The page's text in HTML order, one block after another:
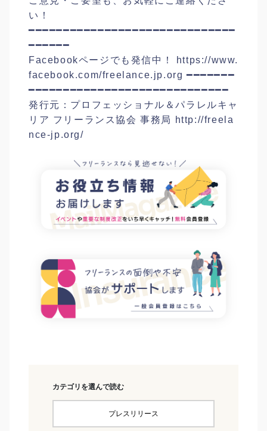
い！
━━━━━━━━━━━━━━━━━━━━━━━━━━━━━━
━━━━━━
Facebookページでも発信中！ https://www.
facebook.com/freelance.jp.org ━━━━━━━
━━━━━━━━━━━━━━━━━━━━━━━━━━━━━
発行元：プロフェッショナル＆パラレルキャ
リア フリーランス協会 事務局 http://freela
nce-jp.org/
カテゴリを選んで読む
プレスリリース